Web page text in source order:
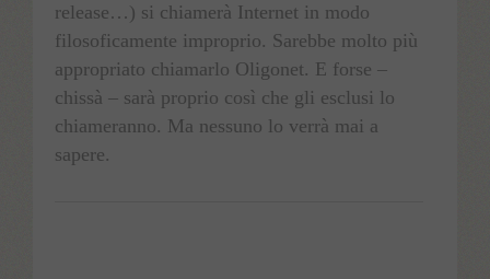
release…) si chiamerà Internet in modo
filosoficamente improprio. Sarebbe molto più
appropriato chiamarlo Oligonet. E forse –
chissà – sarà proprio così che gli esclusi lo
chiameranno. Ma nessuno lo verrà mai a
sapere.